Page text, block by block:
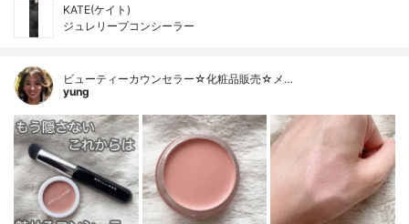
KATE(ケイト)
ジュレリープコンシーラー
ビューティーカウンセラー☆化粧品販売☆メ…
yung